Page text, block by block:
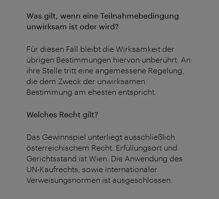
Was gilt, wenn eine Teilnahmebedingung
unwirksam ist oder wird?
Für diesen Fall bleibt die Wirksamkeit der
übrigen Bestimmungen hiervon unberührt. An
ihre Stelle tritt eine angemessene Regelung,
die dem Zweck der unwirksamen
Bestimmung am ehesten entspricht.
Welches Recht gilt?
Das Gewinnspiel unterliegt ausschließlich
österreichischem Recht. Erfüllungsort und
Gerichtsstand ist Wien. Die Anwendung des
UN-Kaufrechts, sowie internationaler
Verweisungsnormen ist ausgeschlossen.